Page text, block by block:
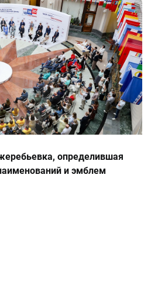
определившая
и эмблем